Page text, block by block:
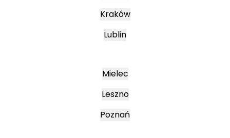
Kraków
Lublin
Mielec
Leszno
Poznań